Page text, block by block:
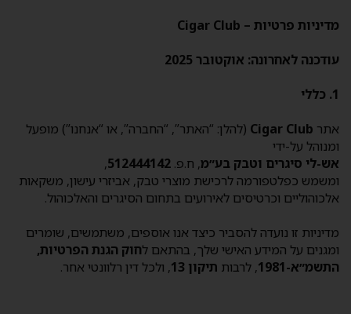
מדיניות פרטיות – Cigar Club
עודכנה לאחרונה: אוקטובר 2025
1. כללי
אתר Cigar Club (להלן: “האתר”, “החברה”, או “אנחנו”) מופעל
ומנוהל על-ידי
אש-לי סיגרים וטבק בע״מ, ח.פ. 512444142
,
ומשמש כפלטפורמה לרכישת מוצרי טבק, אביזרי עישון, משקאות
אלכוהוליים וכרטיסים לאירועים בתחום הסיגרים והאלכוהול.
מדיניות זו נועדה להסביר כיצד אנו אוספים, משתמשים, שומרים
ומגנים על המידע האישי שלך, בהתאם לחוק הגנת הפרטיות,
התשמ״א-1981
, לרבות תיקון 13 , ולכל דין רלוונטי אחר.